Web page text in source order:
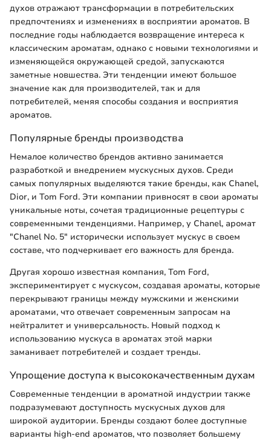
духов отражают трансформации в потребительских
предпочтениях и изменениях в восприятии ароматов. В
последние годы наблюдается возвращение интереса к
классическим ароматам, однако с новыми технологиями и
изменяющейся окружающей средой, запускаются
заметные новшества. Эти тенденции имеют большое
значение как для производителей, так и для
потребителей, меняя способы создания и восприятия
ароматов.
Популярные бренды производства
Немалое количество брендов активно занимается
разработкой и внедрением мускусных духов. Среди
самых популярных выделяются такие бренды, как Chanel,
Dior, и Tom Ford. Эти компании привносят в свои ароматы
уникальные ноты, сочетая традиционные рецептуры с
современными тенденциями. Например, у Chanel, аромат
"Chanel No. 5" исторически использует мускус в своем
составе, что подчеркивает его важность для бренда.
Другая хорошо известная компания, Tom Ford,
экспериментирует с мускусом, создавая ароматы, которые
перекрывают границы между мужскими и женскими
ароматами, что отвечает современным запросам на
нейтралитет и универсальность. Новый подход к
использованию мускуса в ароматах этой марки
заманивает потребителей и создает тренды.
Упрощение доступа к высококачественным духам
Современные тенденции в ароматной индустрии также
подразумевают доступность мускусных духов для
широкой аудитории. Бренды создают более доступные
варианты high-end ароматов, что позволяет большему